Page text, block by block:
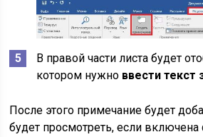
В правой части листа будет
котором нужно ввести текст
После этого примечание будет
будет просмотреть, если